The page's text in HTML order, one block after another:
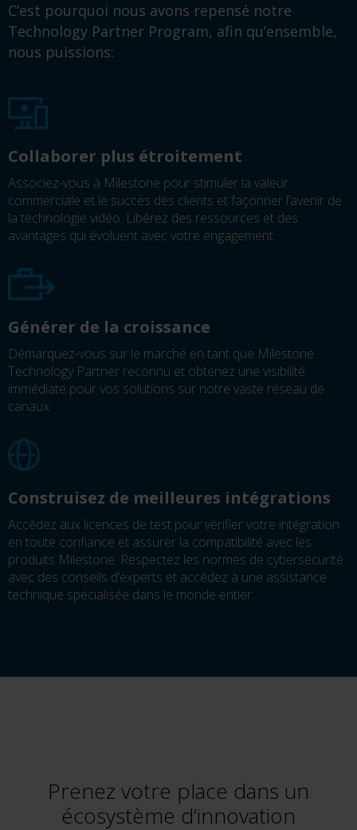
C’est pourquoi nous avons repensé notre
Technology Partner Program, afin qu’ensemble,
nous puissions:
Collaborer plus étroitement
Associez-vous à Milestone pour stimuler la valeur
commerciale et le succès des clients et façonner l’avenir de
la technologie vidéo. Libérez des ressources et des
avantages qui évoluent avec votre engagement.
Générer de la croissance
Démarquez-vous sur le marché en tant que Milestone
Technology Partner reconnu et obtenez une visibilité
immédiate pour vos solutions sur notre vaste réseau de
canaux.
Construisez de meilleures intégrations
Accédez aux licences de test pour vérifier votre intégration
en toute confiance et assurer la compatibilité avec les
produits Milestone. Respectez les normes de cybersécurité
avec des conseils d’experts et accédez à une assistance
technique spécialisée dans le monde entier.
Prenez votre place dans un
écosystème d’innovation